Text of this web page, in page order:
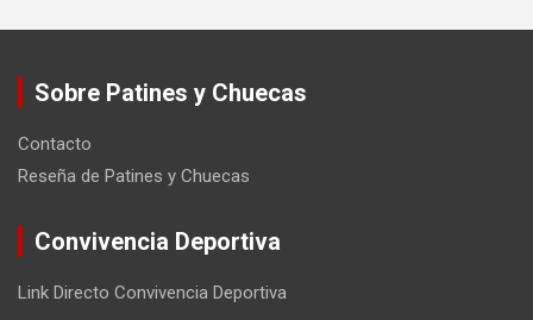
Sobre Patines y Chuecas
Contacto
Reseña de Patines y Chuecas
Convivencia Deportiva
Link Directo Convivencia Deportiva